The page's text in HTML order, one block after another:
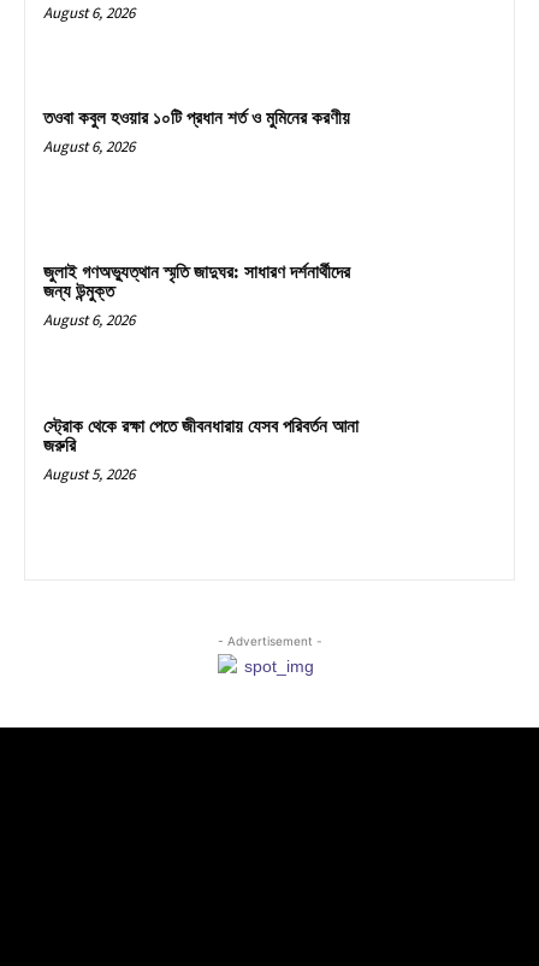
August 6, 2026
তওবা কবুল হওয়ার ১০টি প্রধান শর্ত ও মুমিনের করণীয়
August 6, 2026
জুলাই গণঅভ্যুত্থান স্মৃতি জাদুঘর: সাধারণ দর্শনার্থীদের
জন্য উন্মুক্ত
August 6, 2026
স্ট্রোক থেকে রক্ষা পেতে জীবনধারায় যেসব পরিবর্তন আনা
জরুরি
August 5, 2026
- Advertisement -